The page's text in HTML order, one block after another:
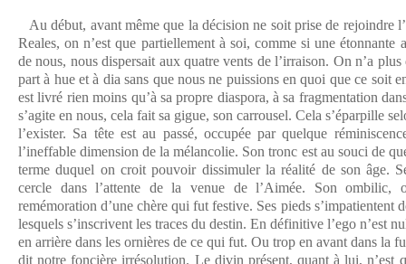
Au début, avant même que la décision ne soit prise de rejoindre
Reales, on n’est que partiellement à soi, comme si une étonnante
de nous, nous dispersait aux quatre vents de l’irraison. On n’a
part à hue et à dia sans que nous ne puissions en quoi que ce soit
est livré rien moins qu’à sa propre diaspora, à sa fragmentation
s’agite en nous, cela fait sa gigue, son carrousel. Cela s’éparpille
l’exister. Sa tête est au passé, occupée par quelque
l’ineffable dimension de la mélancolie. Son tronc est au souci de
terme duquel on croit pouvoir dissimuler la réalité de son âge.
cercle dans l’attente de la venue de l’Aimée. Son ombilic,
remémoration d’une chère qui fut festive. Ses pieds s’impatientent
lesquels s’inscrivent les traces du destin. En définitive l’ego n’est
en arrière dans les ornières de ce qui fut. Ou trop en avant dans la
dit notre foncière irrésolution. Le divin présent, quant à lui, n’est